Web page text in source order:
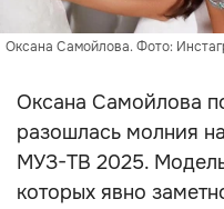
Оксана Самойлова. Фото:
Оксана Самойлова
разошлась молния
МУЗ-ТВ 2025.
которых явно